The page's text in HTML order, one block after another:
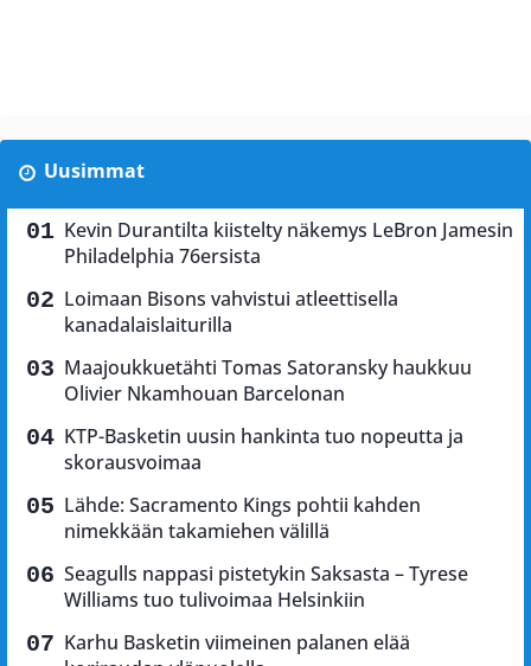
Uusimmat
Kevin Durantilta kiistelty näkemys LeBron Jamesin
Philadelphia 76ersista
Loimaan Bisons vahvistui atleettisella
kanadalaislaiturilla
Maajoukkuetähti Tomas Satoransky haukkuu
Olivier Nkamhouan Barcelonan
KTP-Basketin uusin hankinta tuo nopeutta ja
skorausvoimaa
Lähde: Sacramento Kings pohtii kahden
nimekkään takamiehen välillä
Seagulls nappasi pistetykin Saksasta – Tyrese
Williams tuo tulivoimaa Helsinkiin
Karhu Basketin viimeinen palanen elää